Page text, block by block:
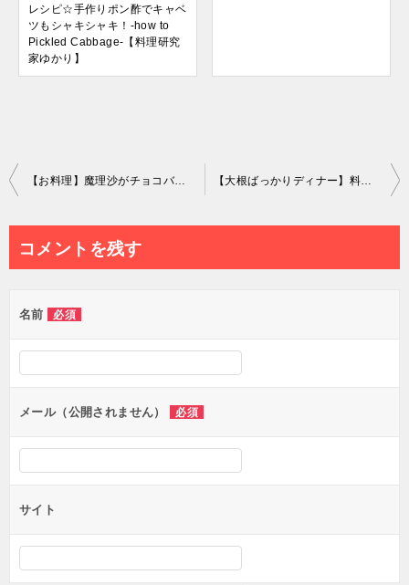
レシピ☆手作りポン酢でキャベ
ツもシャキシャキ！-how to
Pickled Cabbage-【料理研究
家ゆかり】
投
ビ
ー
シ
ョ
ン
【お料理】魔理沙がチョコバナナとチョコイチゴをつくるよ！【ゆっくり実況】【初心者でも出来る！】
コメントを残す
名前 必須
メール（公開されません） 必須
サイト